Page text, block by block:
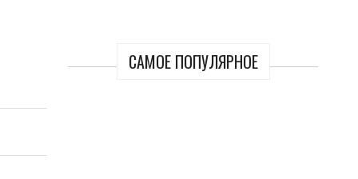
САМОЕ ПОПУЛЯРНОЕ